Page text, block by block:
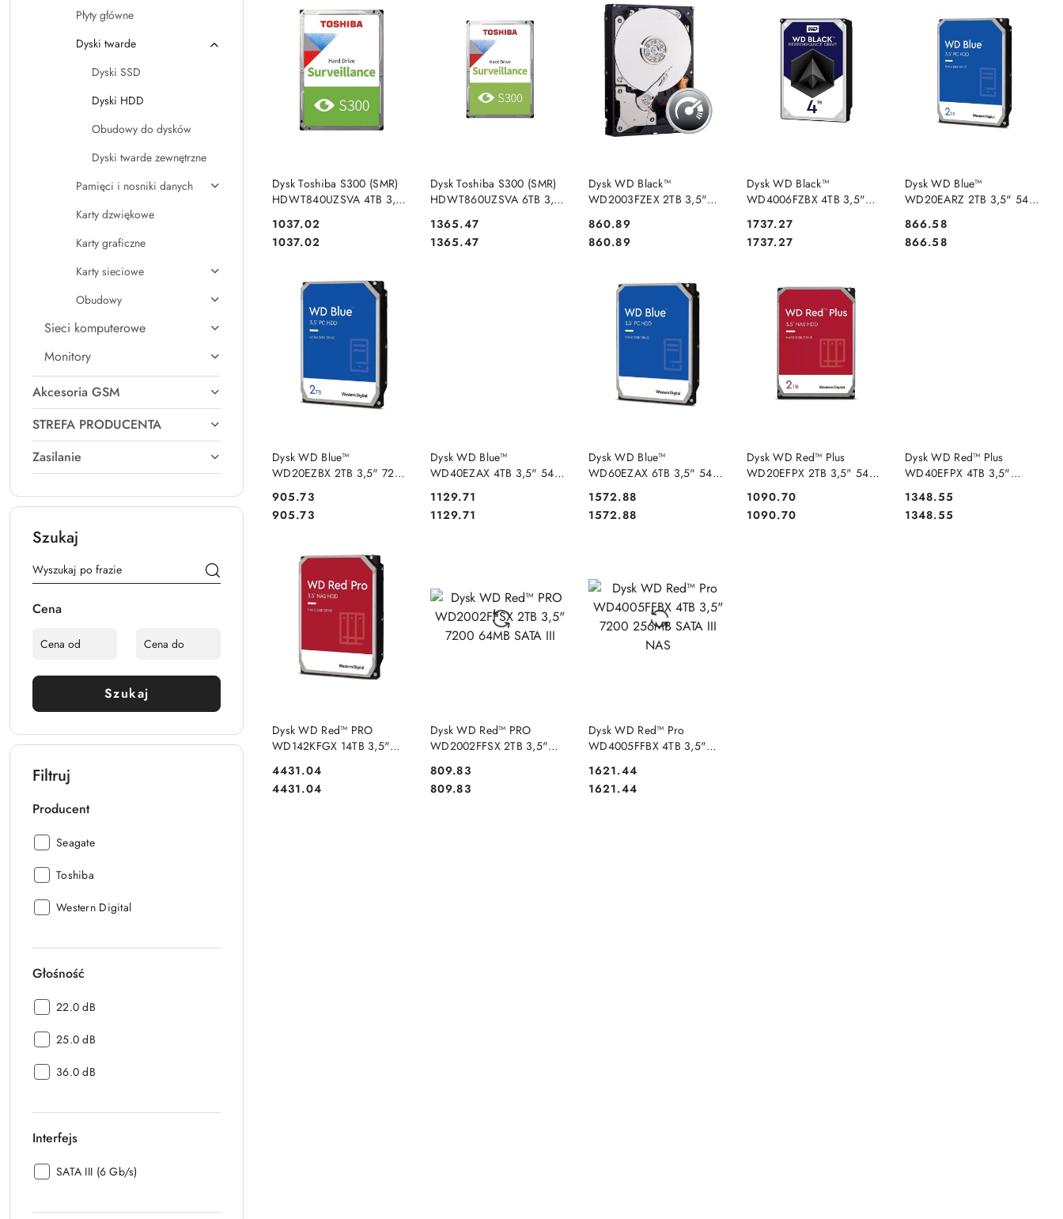
Płyty główne
Dyski twarde
Dyski SSD
Dyski HDD
Obudowy do dysków
Dyski twarde zewnętrzne
Pamięci i nosniki danych
Karty dzwiękowe
Karty graficzne
Karty sieciowe
Obudowy
Sieci komputerowe
Monitory
Akcesoria GSM
STREFA PRODUCENTA
Zasilanie
Szukaj
Cena
Szukaj
Filtruj
Producent
Producent:
Seagate
Producent:
Toshiba
Producent:
Western Digital
Głośność
Głośność:
22.0 dB
Głośność:
25.0 dB
Głośność:
36.0 dB
Interfejs
Interfejs:
SATA III (6 Gb/s)
Dysk Toshiba S300 (SMR)
HDWT840UZSVA 4TB 3,5"
Surveillance BULK
Cena:
1037.02
Cena:
1037.02
PRODUKT NIEDOSTĘPNY
Dysk Toshiba S300 (SMR)
HDWT860UZSVA 6TB 3,5"
Surveillance BULK
Cena:
1365.47
Cena:
1365.47
PRODUKT NIEDOSTĘPNY
Dysk WD Black™
WD2003FZEX 2TB 3,5"
Cena:
860.89
Cena:
860.89
PRODUKT NIEDOSTĘPNY
Dysk WD Black™
WD4006FZBX 4TB 3,5"
Cena:
1737.27
Cena:
1737.27
PRODUKT NIEDOSTĘPNY
Dysk WD Blue™
WD20EARZ 2TB 3,5" 5400
Cena:
866.58
Cena:
866.58
PRODUKT NIEDOSTĘPNY
Dysk WD Blue™
WD20EZBX 2TB 3,5" 7200
Cena:
905.73
Cena:
905.73
PRODUKT NIEDOSTĘPNY
Dysk WD Blue™
WD40EZAX 4TB 3,5" 5400
Cena:
1129.71
Cena:
1129.71
PRODUKT NIEDOSTĘPNY
Dysk WD Blue™
WD60EZAX 6TB 3,5" 5400
Cena:
1572.88
Cena:
1572.88
PRODUKT NIEDOSTĘPNY
Dysk WD Red™ Plus
WD20EFPX 2TB 3,5" 5400
Cena:
1090.70
Cena:
1090.70
PRODUKT NIEDOSTĘPNY
Dysk WD Red™ Plus
WD40EFPX 4TB 3,5"
Cena:
1348.55
Cena:
1348.55
PRODUKT NIEDOSTĘPNY
Dysk WD Red™ PRO
WD142KFGX 14TB 3,5"
Cena:
4431.04
Cena:
4431.04
PRODUKT NIEDOSTĘPNY
Dysk WD Red™ PRO
WD2002FFSX 2TB 3,5"
Cena:
809.83
Cena:
809.83
PRODUKT NIEDOSTĘPNY
Dysk WD Red™ Pro
WD4005FFBX 4TB 3,5"
Cena:
1621.44
Cena:
1621.44
PRODUKT NIEDOSTĘPNY